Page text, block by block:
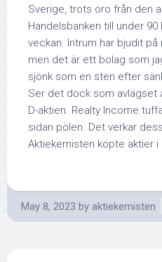
Sverige, trots oro från den
Handelsbanken till under
veckan. Intrum har bjudit
men det är ett bolag som
sjönk som en sten efter
Ser det dock som avlägset
D-aktien. Realty Income
sidan pölen. Det verkar
Aktiekemisten köpte aktier
May 8, 2023 by aktiekemisten